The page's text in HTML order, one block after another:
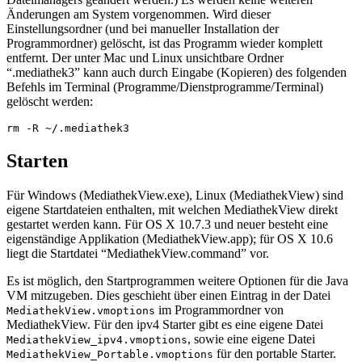
Änderungen am System vorgenommen. Wird dieser
Einstellungsordner (und bei manueller Installation der
Programmordner) gelöscht, ist das Programm wieder komplett
entfernt. Der unter Mac und Linux unsichtbare Ordner
“.mediathek3” kann auch durch Eingabe (Kopieren) des folgenden
Befehls im Terminal (Programme/Dienstprogramme/Terminal)
gelöscht werden:
Starten
Für Windows (MediathekView.exe), Linux (MediathekView) sind
eigene Startdateien enthalten, mit welchen MediathekView direkt
gestartet werden kann. Für OS X 10.7.3 und neuer besteht eine
eigenständige Applikation (MediathekView.app); für OS X 10.6
liegt die Startdatei “MediathekView.command” vor.
Es ist möglich, den Startprogrammen weitere Optionen für die Java
VM mitzugeben. Dies geschieht über einen Eintrag in der Datei
MediathekView.vmoptions im Programmordner von
MediathekView. Für den ipv4 Starter gibt es eine eigene Datei
MediathekView_ipv4.vmoptions, sowie eine eigene Datei
MediathekView_Portable.vmoptions für den portable Starter.